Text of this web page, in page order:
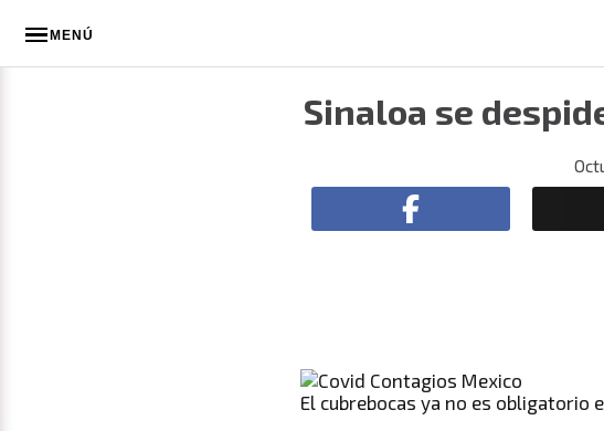
MENÚ
Sinaloa se
El cubrebocas ya no es obligatorio